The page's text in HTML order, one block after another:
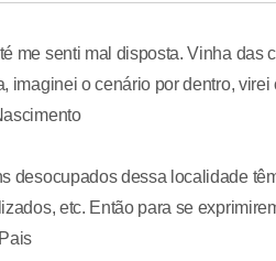
me senti mal disposta. Vinha das
imaginei o cenário por dentro,
desocupados dessa localidade
etc. Então para se